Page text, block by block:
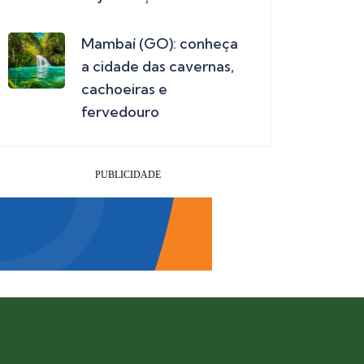
Mambaí (GO): conheça
a cidade das cavernas,
cachoeiras e
fervedouro